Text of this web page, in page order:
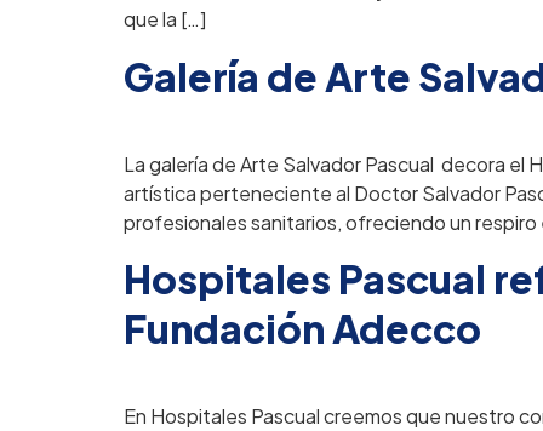
que la […]
Galería de Arte
La galería de Arte Salvador Pascual decora el
artística perteneciente al Doctor Salvador
profesionales sanitarios, ofreciendo un
Hospitales Pascual
Fundación Adecco
En Hospitales Pascual creemos que nuestro